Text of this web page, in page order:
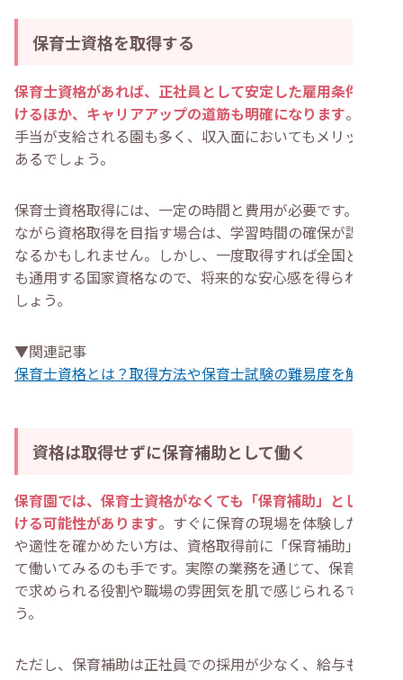
保育士資格を取得する
保育士資格があれば、正社員として安定した雇用条件で働
けるほか、キャリアアップの道筋も明確になります。資格
手当が支給される園も多く、収入面においてもメリットが
あるでしょう。
保育士資格取得には、一定の時間と費用が必要です。働き
ながら資格取得を目指す場合は、学習時間の確保が課題と
なるかもしれません。しかし、一度取得すれば全国どこで
も通用する国家資格なので、将来的な安心感を得られるで
しょう。
▼関連記事
保育士資格とは？取得方法や保育士試験の難易度を解説
資格は取得せずに保育補助として働く
保育園では、保育士資格がなくても「保育補助」として働
ける可能性があります。すぐに保育の現場を体験したい方
や適性を確かめたい方は、資格取得前に「保育補助」とし
て働いてみるのも手です。実際の業務を通じて、保育現場
で求められる役割や職場の雰囲気を肌で感じられるでしょ
う。
ただし、保育補助は正社員での採用が少なく、給与も保育